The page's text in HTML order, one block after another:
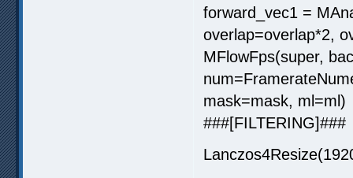
forward_vec1 =
overlap=overlap*2,
MFlowFps(super,
mask=mask, ml=ml)
###[FILTERING]###